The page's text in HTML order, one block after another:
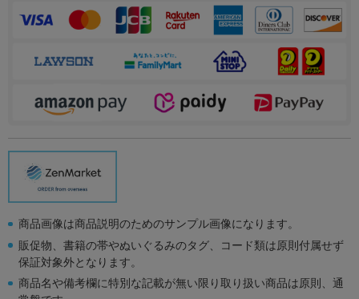
商品画像は商品説明のためのサンプル画像になります。
販促物、書籍の帯やぬいぐるみのタグ、コード類は原則付属せず
保証対象外となります。
商品名や備考欄に特別な記載が無い限り取り扱い商品は原則、通